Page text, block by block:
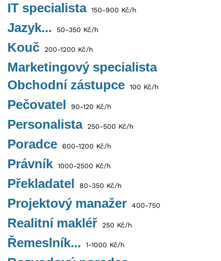
IT specialista150-900 Kč/h
Jazyk... 50-350 Kč/h
Kouč 200-1200 Kč/h
Marketingový specialista
Obchodní zástupce 100 Kč/h
Pečovatel 90-120 Kč/h
Personalista250-500 Kč/h
Poradce 600-1200 Kč/h
Právník 1000-2500 Kč/h
Překladatel 80-350 Kč/h
Projektový manažer 400-750
Realitní makléř 250 Kč/h
Řemeslník... 1-1000 Kč/h